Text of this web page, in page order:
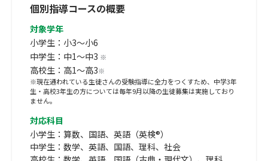
個別指導コースの概要
対象学年
小学生：小3～小6
中学生：中1～中3 ※
高校生：高1～高3※
※現在通われている生徒さんの受験指導に全力をつくすため、中学3年
生・高校3年生の方については毎年9月以降の生徒募集は実施しており
ません。
対応科目
小学生：算数、国語、英語（英検®）
中学生：数学、英語、国語、理科、社会